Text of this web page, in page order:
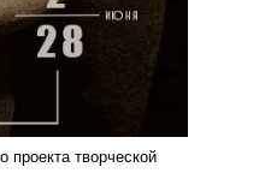
проекта творческой